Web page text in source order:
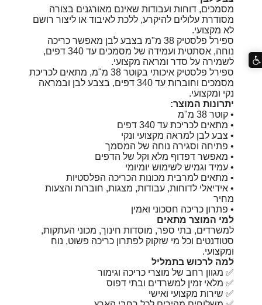
מסמכים, דוחות ועבודות שאינם מאורגנים בצורה
מסודרת עלולים להיקרע, ללכת לאיבוד או ליצור רושם
לא מקצועי.
ספירל פלסטיק 38 מ"מ בצבע לבן מאפשר כריכה
נוחה, אסתטית ועמידה של מסמכים עד 340 דפים,
לשמירה על סדר ומראה מקצועי.
ספירל פלסטיק איכותי בקוטר 38 מ"מ, מתאים לכריכת
מסמכים וחוברות עד 340 דפים, בצבע לבן ובמראה
נקי ומקצועי.
יתרונות המוצר:
• קוטר 38 מ"מ
• מתאים לכריכת עד 340 דפים
• צבע לבן למראה מקצועי ונקי
• פתיחה וסגירה נוחה של המסמך
• מאפשר דפדוף מלא וקל של הדפים
• עמיד וגמיש לשימוש יומיומי
• מתאים למרבית מכונות הכריכה הפלסטיות
• אידיאלי לדוחות, עבודות, מצגות, חוברות והצעות
מחיר
• פתרון כריכה חסכוני ואמין
למי המוצר מתאים
למשרדים, בתי ספר, מוסדות חינוך, מכוני העתקות,
סטודנטים וכל מי שזקוק לפתרון כריכה פשוט, נוח
ומקצועי.
למה לרכוש בתמליל
✅ מגוון רחב של מוצרי כריכה וגימור
✅ מלאי זמין למשרדים ובתי דפוס
✅ שירות מקצועי ואישי